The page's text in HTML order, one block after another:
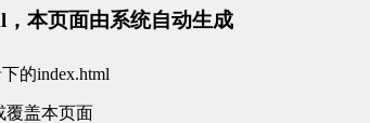
本页面由系统自动生成
的index.html
覆盖本页面